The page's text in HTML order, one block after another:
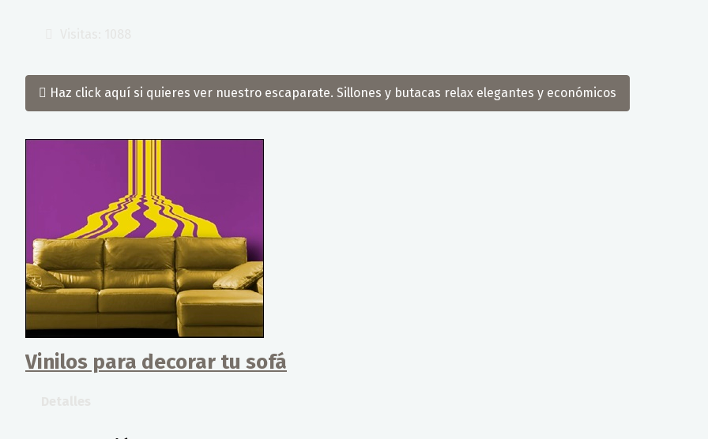
Haz click aquí si quieres ver nuestro escaparate. Sillones y butacas relax elegantes y económicos
Vinilos para decorar tu sofá